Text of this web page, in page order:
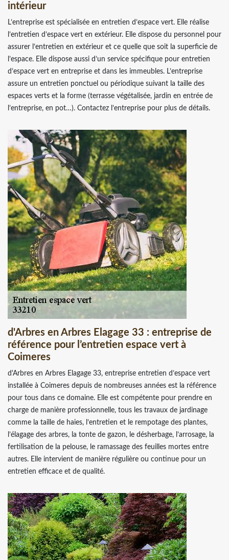
intérieur
L’entreprise est spécialisée en entretien d’espace vert. Elle réalise
l’entretien d’espace vert en extérieur. Elle dispose du personnel pour
assurer l’entretien en extérieur et ce quelle que soit la superficie de
l’espace. Elle dispose aussi d’un service spécifique pour entretien
d’espace vert en entreprise et dans les immeubles. L’entreprise
assure un entretien ponctuel ou périodique suivant la taille des
espaces verts et la forme (terrasse végétalisée, jardin en entrée de
l’entreprise, en pot…). Contactez l’entreprise pour plus de détails.
d'Arbres en Arbres Elagage 33 : entreprise de
référence pour l’entretien espace vert à
Coimeres
d'Arbres en Arbres Elagage 33, entreprise entretien d’espace vert
installée à Coimeres depuis de nombreuses années est la référence
pour tous dans ce domaine. Elle est compétente pour prendre en
charge de manière professionnelle, tous les travaux de jardinage
comme la taille de haies, l’entretien et le rempotage des plantes,
l’élagage des arbres, la tonte de gazon, le désherbage, l’arrosage, la
fertilisation de la pelouse, le ramassage des feuilles mortes entre
autres. Elle intervient de manière régulière ou continue pour un
entretien efficace et de qualité.